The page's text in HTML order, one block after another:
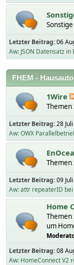
Letzter Beitrag:06
Aw: JSON Datensatz in
FHEM -
1Wire
Themen
Letzter Beitrag:28
Aw: OWX
Themen
Letzter Beitrag:09
Aw: attr repeaterID bei
Home
Themen
um
Letzter Beitrag:08
Aw: HomeConnect V2